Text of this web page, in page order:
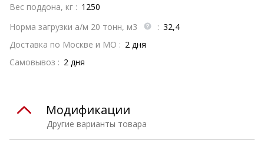
Вес поддона, кг : 1250
Норма загрузки а/м 20 тонн, м3
: 32,4
Доставка по Москве и МО : 2 дня
Самовывоз : 2 дня
Другие варианты товара
Модификации